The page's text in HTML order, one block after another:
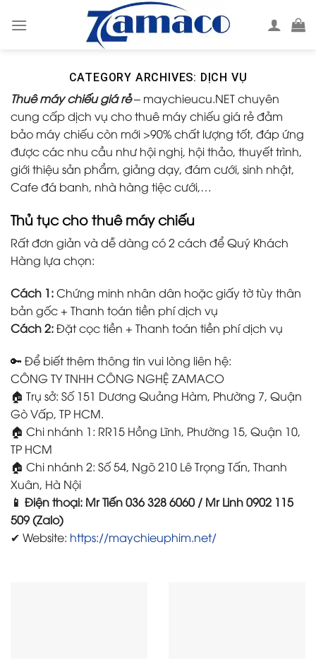
CATEGORY ARCHIVES: DỊCH VỤ
Thuê máy chiếu giá rẻ– maychieucu.NET chuyên
cung cấp dịch vụ cho thuê máy chiếu giá rẻ đảm
bảo máy chiếu còn mới >90% chất lượng tốt, đáp ứng
được các nhu cầu như hội nghị, hội thảo, thuyết trình,
giới thiệu sản phẩm, giảng dạy, đám cưới, sinh nhật,
Cafe đá banh, nhà hàng tiệc cưới,…
Thủ tục cho thuê máy chiếu
Rất đơn giản và dễ dàng có 2 cách để Quý Khách
Hàng lựa chọn:
Cách 1:Chứng minh nhân dân hoặc giấy tờ tùy thân
bản gốc + Thanh toán tiền phí dịch vụ
Cách 2:Đặt cọc tiền + Thanh toán tiền phí dịch vụ
🔑 Để biết thêm thông tin vui lòng liên hệ:
CÔNG TY TNHH CÔNG NGHỆ ZAMACO
🏠 Trụ sở: Số 151 Dương Quảng Hàm, Phường 7, Quận
Gò Vấp, TP HCM.
🏠 Chi nhánh 1: RR15 Hồng Lĩnh, Phường 15, Quận 10,
TP HCM
🏠 Chi nhánh 2: Số 54, Ngõ 210 Lê Trọng Tấn, Thanh
Xuân, Hà Nội
📱 Điện thoại: Mr Tiến 036 328 6060 / Mr Linh 0902 115
509 (Zalo)
✔ Website: https://maychieuphim.net/